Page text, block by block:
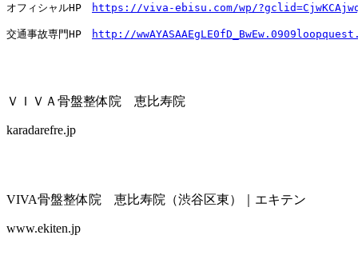
オフィシャルHP https://viva-ebisu.com/wp/
交通事故専門HP http://
ＶＩＶＡ骨盤整体院 恵比寿院
karadarefre.jp
VIVA骨盤整体院 恵比寿院（渋谷区東）｜エキテン
www.ekiten.jp